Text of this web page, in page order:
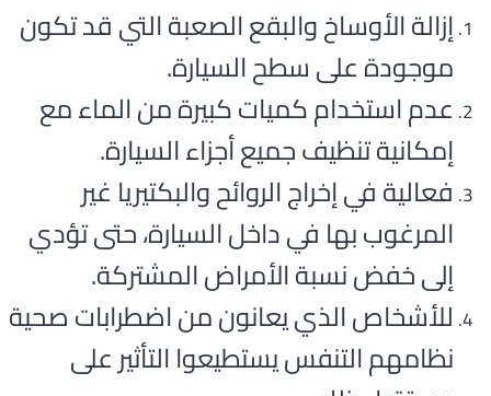
إزالة الأوساخ والبقع الصعبة التي قد تكون
موجودة على سطح السيارة.
عدم استخدام كميات كبيرة من الماء مع
إمكانية تنظيف جميع أجزاء السيارة.
فعالية في إخراج الروائح والبكتيريا غير
المرغوب بها في داخل السيارة، حتى تؤدي
إلى خفض نسبة الأمراض المشتركة.
للأشخاص الذي يعانون من اضطرابات صحية
نظامهم التنفس يستطيعوا التأثير على